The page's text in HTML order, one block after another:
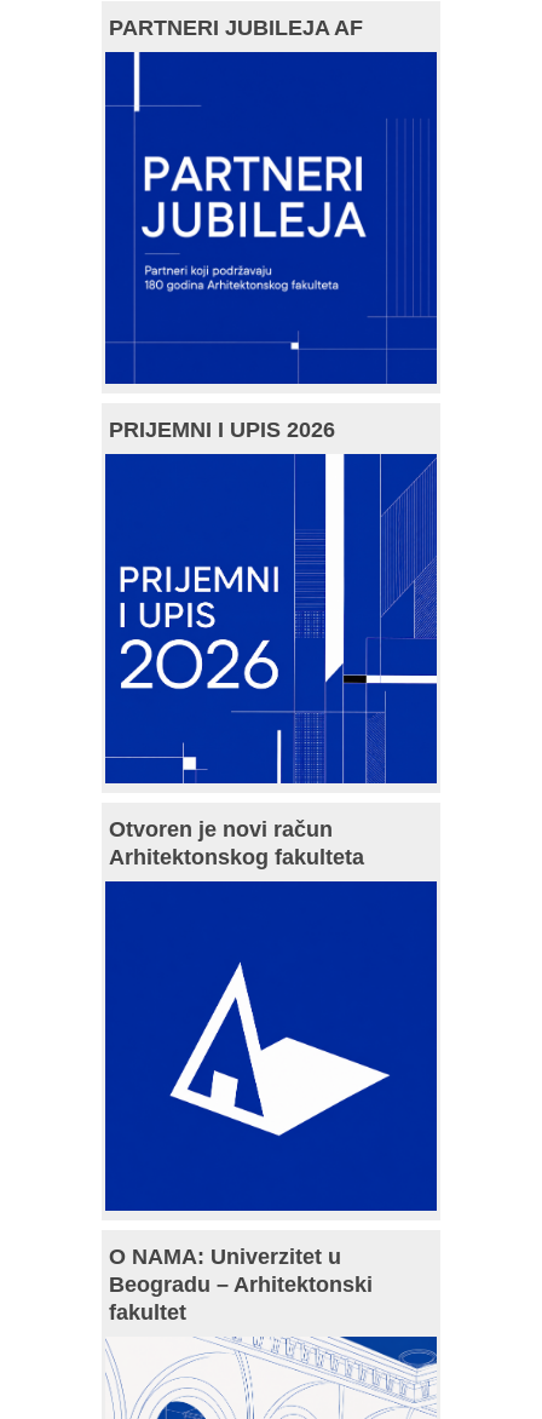
PARTNERI JUBILEJA AF
PRIJEMNI I UPIS 2026
Otvoren je novi račun
Arhitektonskog fakulteta
O NAMA: Univerzitet u
Beogradu – Arhitektonski
fakultet